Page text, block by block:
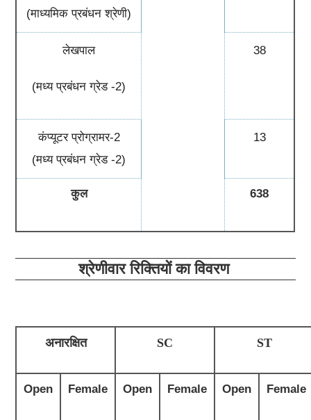
(माध्यमिक प्रबंधन श्रेणी)
लेखपाल
(मध्य प्रबंधन ग्रेड -2)
38
कंप्यूटर प्रोग्रामर-2
(मध्य प्रबंधन ग्रेड -2)
13
कुल 638
श्रेणीवार रिक्तियों का विवरण
अनारक्षित SC ST
Open Female Open Female Open Female